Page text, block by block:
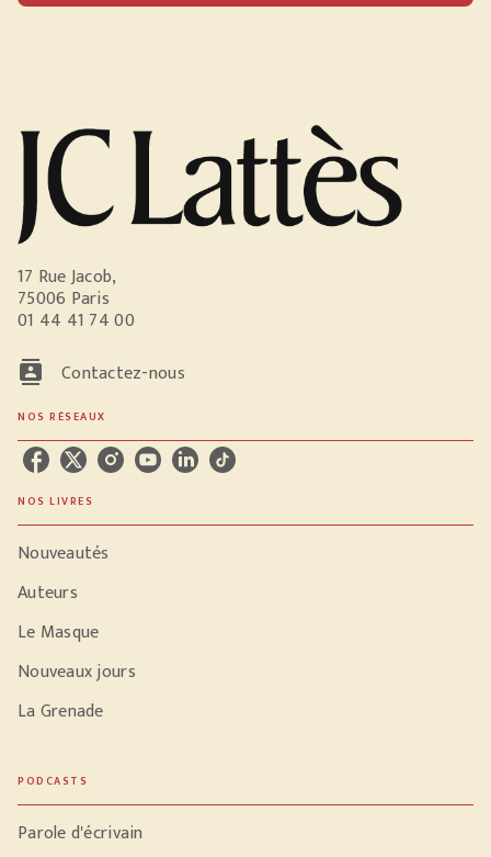
17 Rue Jacob,
75006 Paris
01 44 41 74 00
contacts Contactez-nous
NOS RÉSEAUX
NOS LIVRES
Nouveautés
Auteurs
Le Masque
Nouveaux jours
La Grenade
PODCASTS
Parole d'écrivain